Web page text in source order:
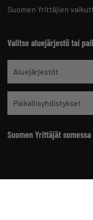
Suomen Yrittäjien
Valitse aluejärjestö tai
Aluejärjestöt
Paikallisyhdistykset
Suomen Yrittäjät somessa